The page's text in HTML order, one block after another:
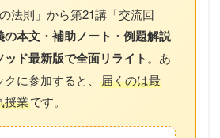
法則」から第21講「交流回
の本文・補助ノート・例題解説
ド最新版で全面リライト 。あ
に参加すると、 届くのは最
授業です。